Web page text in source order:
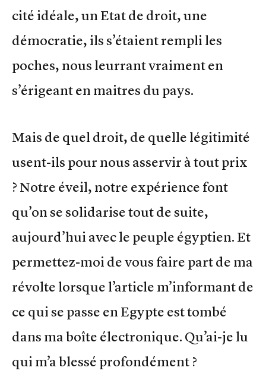
cité idéale, un Etat de droit, une
démocratie, ils s’étaient rempli les
poches, nous leurrant vraiment en
s’érigeant en maitres du pays.
Mais de quel droit, de quelle légitimité
usent-ils pour nous asservir à tout prix
? Notre éveil, notre expérience font
qu’on se solidarise tout de suite,
aujourd’hui avec le peuple égyptien. Et
permettez-moi de vous faire part de ma
révolte lorsque l’article m’informant de
ce qui se passe en Egypte est tombé
dans ma boîte électronique. Qu’ai-je lu
qui m’a blessé profondément ?